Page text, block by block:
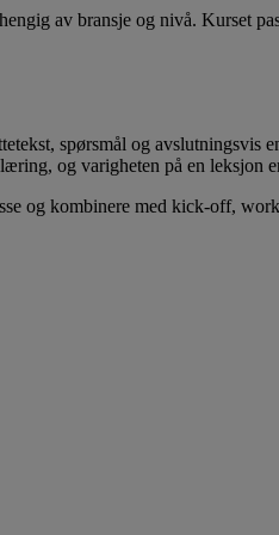
av bransje og nivå. Kurset
spørsmål og avslutningsvis
og varigheten på en leksjon
og kombinere med kick-off,